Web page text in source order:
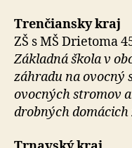
Trenčiansky kraj
ZŠ s MŠ Drietoma
Základná škola v
záhradu na ovocný
ovocných stromov
drobných domácich